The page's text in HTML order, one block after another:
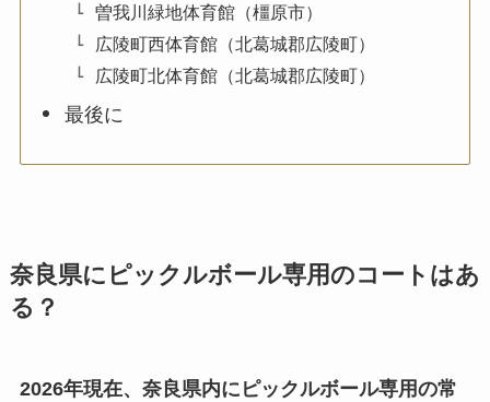
曽我川緑地体育館（橿原市）
広陵町西体育館（北葛城郡広陵町）
広陵町北体育館（北葛城郡広陵町）
最後に
奈良県にピックルボール専用のコートはあ
る？
2026年現在、奈良県内にピックルボール専用の常